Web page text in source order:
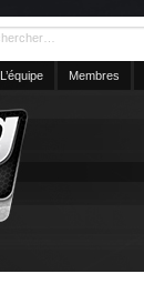
L’équipe Membres